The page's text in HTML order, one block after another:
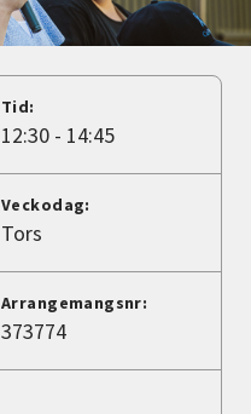
Tid:
12:30 - 14:45
Veckodag:
Tors
Arrangemangsnr:
373774